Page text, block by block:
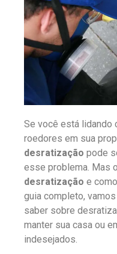
Se você está lidando
roedores em sua
desratização pode
esse problema. Mas
desratização e
guia completo,
saber sobre
manter sua casa ou
indesejados.